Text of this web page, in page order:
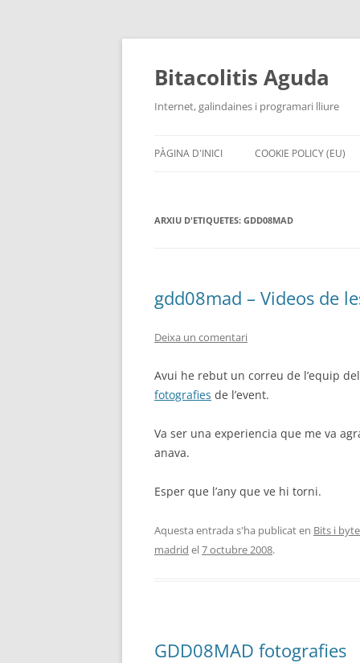
Vés
contingut
Bitacolitis Aguda
Internet, galindaines i programari lliure
PÀGINA D'INICI COOKIE POLICY (EU)
ARXIU D'ETIQUETES: GDD08MAD
gdd08mad – Videos de
Deixa un comentari
Avui he rebut un correu de l’equip
fotografies de l’event.
Va ser una experiencia que me va
anava.
Esper que l’any que ve hi torni.
Aquesta entrada s'ha publicat en Bits i
madrid el7 octubre 2008.
GDD08MAD fotografies